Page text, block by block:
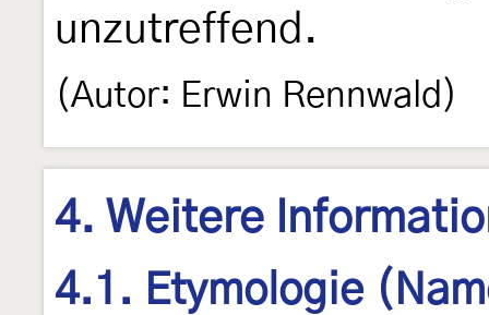
unzutreffend.
(Autor: Erwin Rennwald)
4. Weitere
4.1. Etymologie